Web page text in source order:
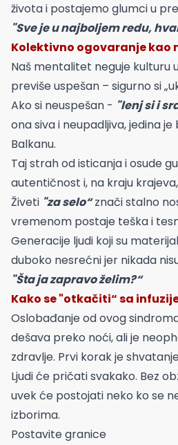
života i postajemo glumci u
"Sve je u najboljem redu,
Kolektivno ogovaranje kao
Naš mentalitet neguje kulturu
previše uspešan – sigurno si
Ako si neuspešan - "lenj si i
ona siva i neupadljiva, jedina
Balkanu.
Taj strah od isticanja i osude
autentičnost i, na kraju
Živeti "za selo“znači stalno
vremenom postaje teška i
Generacije ljudi koji su
duboko nesrećni jer nikada
"Šta ja zapravo želim?“
Kako se "otkačiti“ sa
Oslobađanje od ovog
dešava preko noći, ali je
zdravlje. Prvi korak je
Ljudi će pričati svakako. Bez
uvek će postojati neko ko se
izborima.
Postavite granice